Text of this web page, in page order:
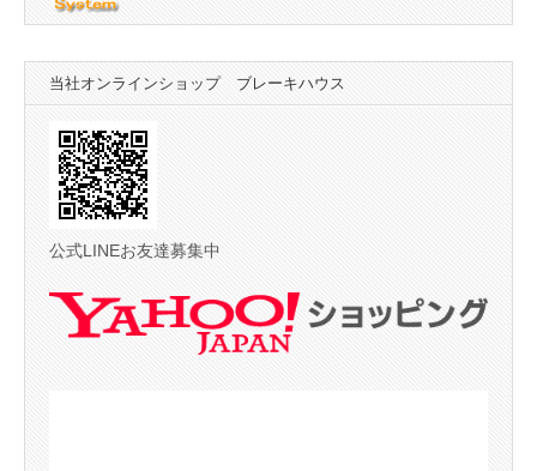
当社オンラインショップ ブレーキハウス
公式LINEお友達募集中